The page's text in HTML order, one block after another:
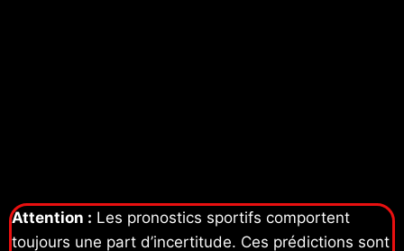
Attention : Les pronostics sportifs comportent
toujours une part d’incertitude. Ces prédictions sont